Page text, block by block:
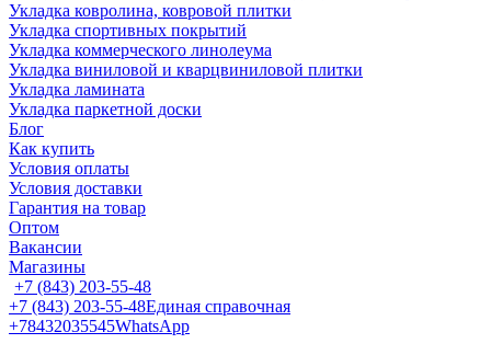
Укладка ковролина, ковровой плитки
Укладка спортивных покрытий
Укладка коммерческого линолеума
Укладка виниловой и кварцвиниловой плитки
Укладка ламината
Укладка паркетной доски
Блог
Как купить
Условия оплаты
Условия доставки
Гарантия на товар
Оптом
Вакансии
Магазины
+7 (843) 203-55-48
+7 (843) 203-55-48Единая справочная
+78432035545WhatsApp